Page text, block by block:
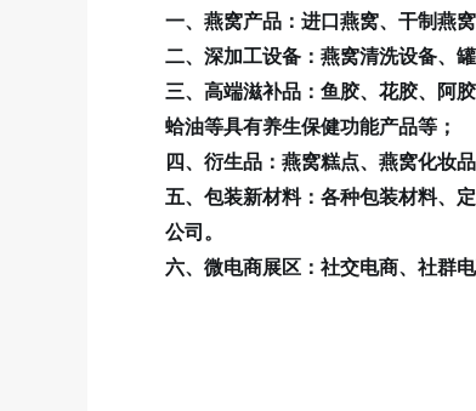
一、燕窝产品：进口燕窝、干制燕
二、深加工设备：燕窝清洗设备、
三、高端滋补品：鱼胶、花胶、阿
蛤油等具有养生保健功能产品等；
四、衍生品：燕窝糕点、燕窝化妆
五、包装新材料：各种包装材料、
公司。
六、微电商展区：社交电商、社群